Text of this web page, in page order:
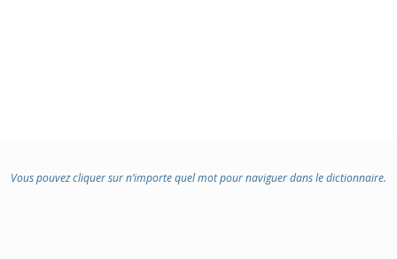
Vous pouvez cliquer sur n’importe quel mot pour naviguer dans le dictionnaire.